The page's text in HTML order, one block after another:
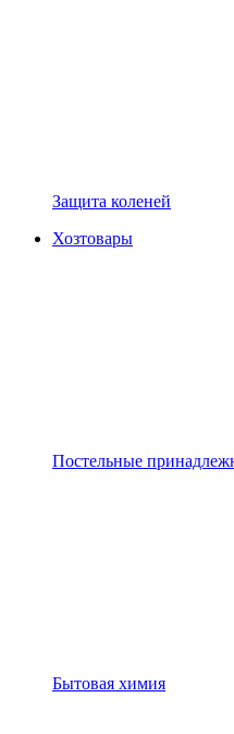
Защита коленей
Хозтовары
Постельные
Бытовая химия